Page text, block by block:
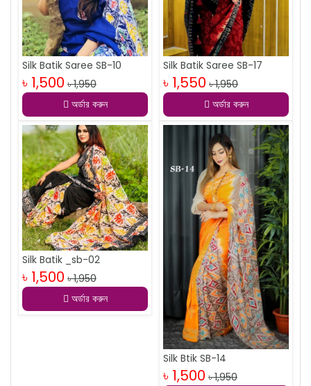
Silk Batik Saree SB-10
৳ 1,500 ৳ 1,950
অর্ডার করুন
Silk Batik Saree SB-17
৳ 1,550 ৳ 1,950
অর্ডার করুন
Silk Batik _sb-02
৳ 1,500 ৳ 1,950
অর্ডার করুন
Silk Btik SB-14
৳ 1,500 ৳ 1,950